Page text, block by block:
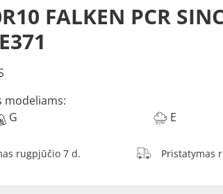
FALKEN PCR
modeliams:
G
E
rugpjūčio 7 d. Pristatymas